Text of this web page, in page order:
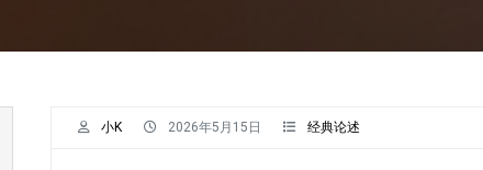
小K 2026年5月15日 经典论述